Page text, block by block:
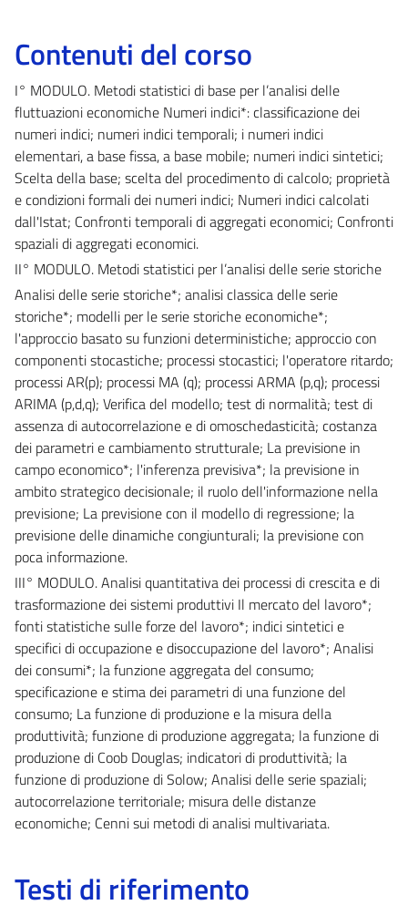
Contenuti del corso
I° MODULO. Metodi statistici di base per l’analisi delle
fluttuazioni economiche Numeri indici*: classificazione dei
numeri indici; numeri indici temporali; i numeri indici
elementari, a base fissa, a base mobile; numeri indici sintetici;
Scelta della base; scelta del procedimento di calcolo; proprietà
e condizioni formali dei numeri indici; Numeri indici calcolati
dall'Istat; Confronti temporali di aggregati economici; Confronti
spaziali di aggregati economici.
II° MODULO. Metodi statistici per l’analisi delle serie storiche
Analisi delle serie storiche*; analisi classica delle serie
storiche*; modelli per le serie storiche economiche*;
l'approccio basato su funzioni deterministiche; approccio con
componenti stocastiche; processi stocastici; l'operatore ritardo;
processi AR(p); processi MA (q); processi ARMA (p,q); processi
ARIMA (p,d,q); Verifica del modello; test di normalità; test di
assenza di autocorrelazione e di omoschedasticità; costanza
dei parametri e cambiamento strutturale; La previsione in
campo economico*; l'inferenza previsiva*; la previsione in
ambito strategico decisionale; il ruolo dell'informazione nella
previsione; La previsione con il modello di regressione; la
previsione delle dinamiche congiunturali; la previsione con
poca informazione.
III° MODULO. Analisi quantitativa dei processi di crescita e di
trasformazione dei sistemi produttivi Il mercato del lavoro*;
fonti statistiche sulle forze del lavoro*; indici sintetici e
specifici di occupazione e disoccupazione del lavoro*; Analisi
dei consumi*; la funzione aggregata del consumo;
specificazione e stima dei parametri di una funzione del
consumo; La funzione di produzione e la misura della
produttività; funzione di produzione aggregata; la funzione di
produzione di Coob Douglas; indicatori di produttività; la
funzione di produzione di Solow; Analisi delle serie spaziali;
autocorrelazione territoriale; misura delle distanze
economiche; Cenni sui metodi di analisi multivariata.
Testi di riferimento